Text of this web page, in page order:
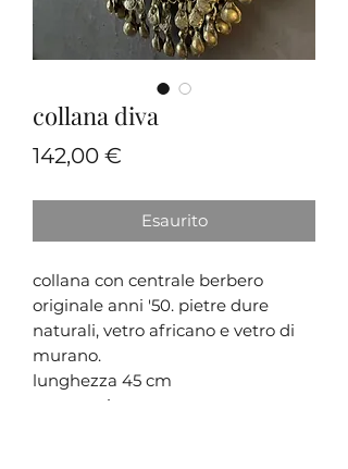
collana diva
142,00 €
Esaurito
collana con centrale berbero
originale anni '50. pietre dure
naturali, vetro africano e vetro di
murano.
lunghezza 45 cm
pezzo unico